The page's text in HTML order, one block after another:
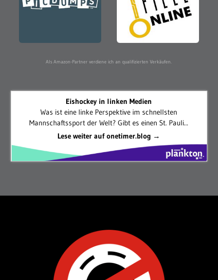
Als Amazon-Partner verdiene ich an qualifizierten Verkäufen.
Eishockey in linken Medien
Was ist eine linke Perspektive im schnellsten
Mannschaftssport der Welt? Gibt es einen St. Pauli...
Lese weiter auf onetimer.blog →